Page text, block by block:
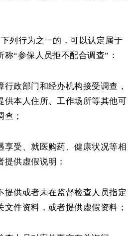
列行为之一的，可以认定属于
称“参保人员拒不配合调查”：
行政部门和经办机构接受调查，
供本人住所、工作场所等其他可
；
享受、就医购药、健康状况等相
供虚假说明；
提供或者未在监督检查人员指定
文件资料，或者提供虚假资料；